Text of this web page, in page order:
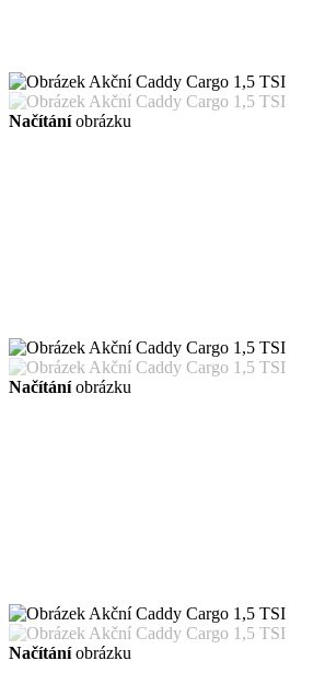
Načítáníobrázku
Načítáníobrázku
Načítáníobrázku